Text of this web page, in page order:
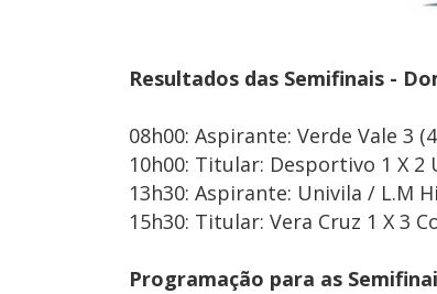
Resultados das Semifinais -
08h00: Aspirante: Verde Vale 3
10h00: Titular: Desportivo 1 X 2
13h30: Aspirante: Univila / L.M
15h30: Titular: Vera Cruz 1 X 3
Programação para as